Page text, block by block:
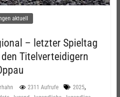
aktuell
– letzter Spieltag
Titelverteidigern
2311 Aufrufe 2025,